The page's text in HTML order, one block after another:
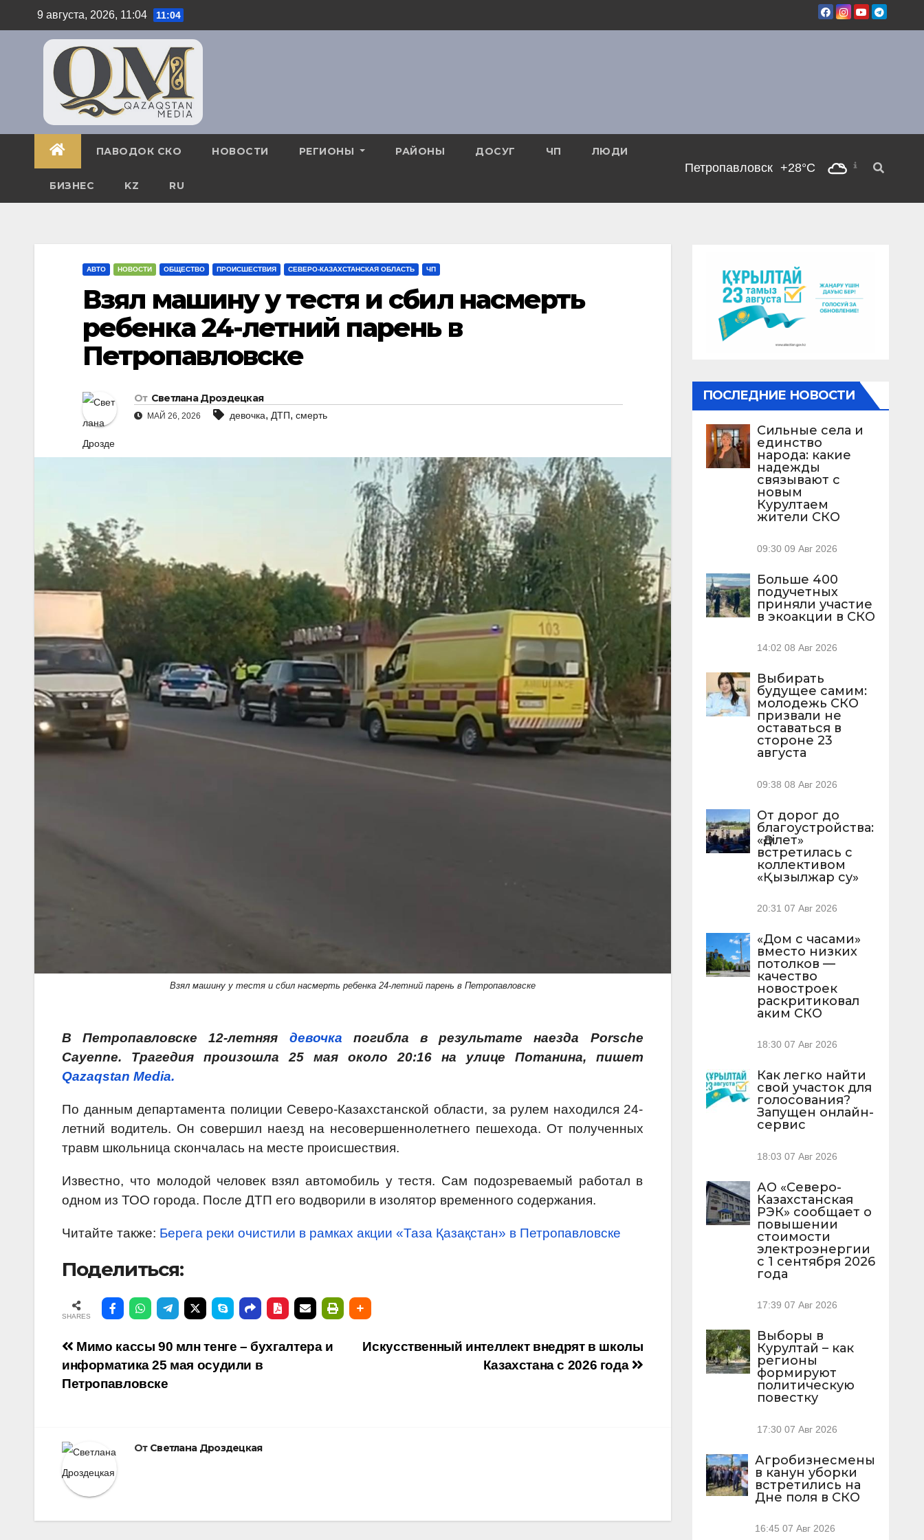
Перейти
к
содержимому
9 августа, 2026, 11:04 11:04
ПАВОДОК СКО НОВОСТИ РЕГИОНЫ РАЙОНЫ ДОСУГ ЧП ЛЮДИ
БИЗНЕС KZ RU
Петропавловск +28°C
АВТО НОВОСТИ ОБЩЕСТВО ПРОИСШЕСТВИЯ СЕВЕРО-КАЗАХСТАНСКАЯ ОБЛАСТЬ ЧП
Взял машину у тестя и сбил насмерть
ребенка 24-летний парень в
Петропавловске
От Светлана Дроздецкая
МАЙ 26, 2026 девочка, ДТП, смерть
Взял машину у тестя и сбил насмерть ребенка 24-летний парень в Петропавловске
В Петропавловске 12-летняя девочка погибла в результате наезда Porsche
Cayenne. Трагедия произошла 25 мая около 20:16 на улице Потанина, пишет
Qazaqstan Media.
По данным департамента полиции Северо-Казахстанской области, за рулем находился 24-
летний водитель. Он совершил наезд на несовершеннолетнего пешехода. От полученных
травм школьница скончалась на месте происшествия.
Известно, что молодой человек взял автомобиль у тестя. Сам подозреваемый работал в
одном из ТОО города. После ДТП его водворили в изолятор временного содержания.
Читайте также: Берега реки очистили в рамках акции «Таза Қазақстан» в Петропавловске
Поделиться:
SHARES
Навигация
по
Искусственный интеллект внедрят в школы
Казахстана с 2026 года
Мимо кассы 90 млн тенге – бухгалтера и
информатика 25 мая осудили в
Петропавловске
От Светлана Дроздецкая
ПОСЛЕДНИЕ НОВОСТИ
Сильные села и
единство
народа: какие
надежды
связывают с
новым
Курултаем
жители СКО
09:30 09 Авг 2026
Больше 400
подучетных
приняли участие
в экоакции в СКО
14:02 08 Авг 2026
Выбирать
будущее самим:
молодежь СКО
призвали не
оставаться в
стороне 23
августа
09:38 08 Авг 2026
От дорог до
благоустройства:
«Әділет»
встретилась с
коллективом
«Қызылжар су»
20:31 07 Авг 2026
«Дом с часами»
вместо низких
потолков —
качество
новостроек
раскритиковал
аким СКО
18:30 07 Авг 2026
Как легко найти
свой участок для
голосования?
Запущен онлайн-
сервис
18:03 07 Авг 2026
АО «Северо-
Казахстанская
РЭК» сообщает о
повышении
стоимости
электроэнергии
с 1 сентября 2026
года
17:39 07 Авг 2026
Выборы в
Курултай – как
регионы
формируют
политическую
повестку
17:30 07 Авг 2026
Агробизнесмены
в канун уборки
встретились на
Дне поля в СКО
16:45 07 Авг 2026